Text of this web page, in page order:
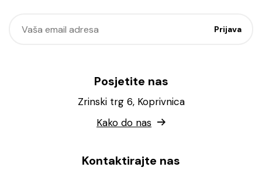
Posjetite nas
Zrinski trg 6, Koprivnica
Kako do nas
Kontaktirajte nas